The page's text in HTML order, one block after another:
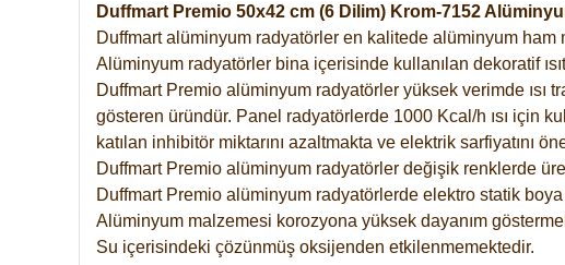
Duffmart Premio 50x42 cm (6 Dilim) Krom-7152
Duffmart alüminyum radyatörler en kalitede alüminyum
Alüminyum radyatörler bina içerisinde kullanılan dekoratif
Duffmart Premio alüminyum radyatörler yüksek verimde ısı
gösteren üründür. Panel radyatörlerde 1000 Kcal/h ısı için
katılan inhibitör miktarını azaltmakta ve elektrik sarfiyatını
Duffmart Premio alüminyum radyatörler değişik renklerde
Duffmart Premio alüminyum radyatörlerde elektro statik
Alüminyum malzemesi korozyona yüksek dayanım
Su içerisindeki çözünmüş oksijenden etkilenmemektedir.